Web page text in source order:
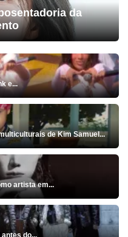
da
e...
de Kim Samuel...
artista em...
antes do...